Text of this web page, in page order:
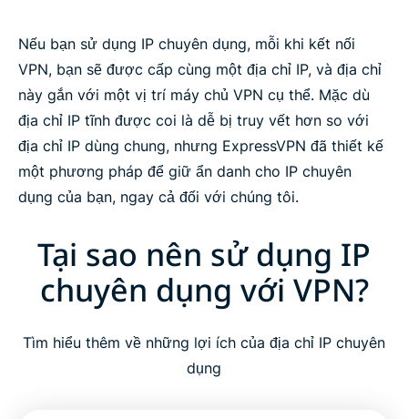
ExpressVPN xây dựng lòng tin và độ tin cậy như
thế nào
Mọi người nói gì về ExpressVPN
Dùng thử ExpressVPN với IP chuyên dụng, không
rủi ro
Tại sao IP chuyên dụng của ExpressVPN lại đáng
Nếu bạn sử dụng IP chuyên dụng, mỗi khi kết nối
VPN, bạn sẽ được cấp cùng một địa chỉ IP, và địa chỉ
này gắn với một vị trí máy chủ VPN cụ thể. Mặc dù
địa chỉ IP tĩnh được coi là dễ bị truy vết hơn so với
địa chỉ IP dùng chung, nhưng ExpressVPN đã thiết kế
một phương pháp để giữ ẩn danh cho IP chuyên
dụng của bạn, ngay cả đối với chúng tôi.
Tại sao nên sử dụng IP
chuyên dụng với VPN?
Tìm hiểu thêm về những lợi ích của địa chỉ IP chuyên
dụng